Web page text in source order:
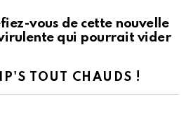
vous de cette nouvelle
qui pourrait vider
TOUT CHAUDS !